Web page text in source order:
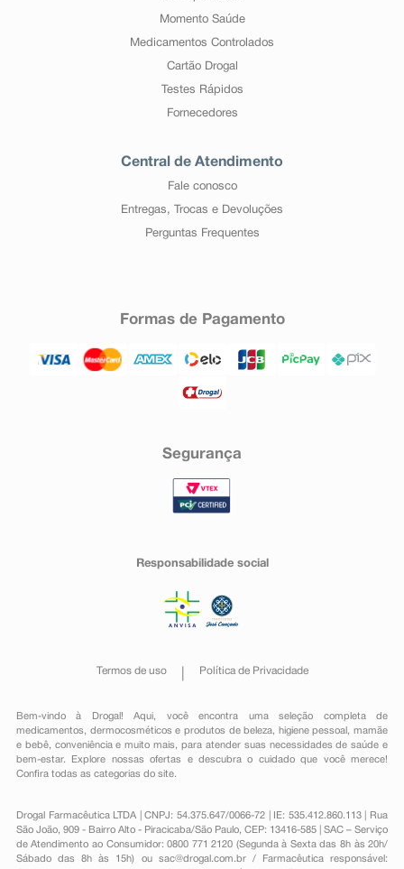
Momento Saúde
Medicamentos Controlados
Cartão Drogal
Testes Rápidos
Fornecedores
Central de Atendimento
Fale conosco
Entregas, Trocas e Devoluções
Perguntas Frequentes
Formas de Pagamento
Segurança
Responsabilidade social
Termos de uso Política de Privacidade
Bem-vindo à Drogal! Aqui, você encontra uma seleção completa de
medicamentos , dermocosméticos e produtos de beleza, higiene pessoal ,mamãe
e bebê, conveniênciae muito mais, para atender suas necessidades de saúde e
bem-estar. Explore nossas ofertas e descubra o cuidado que você merece!
Confira todas as categorias do site.
Drogal Farmacêutica LTDA | CNPJ: 54.375.647/0066-72 | IE: 535.412.860.113 | Rua
São João, 909 - Bairro Alto - Piracicaba/São Paulo, CEP: 13416-585 | SAC – Serviço
de Atendimento ao Consumidor: 0800 771 2120 (Segunda à Sexta das 8h às 20h/
Sábado das 8h às 15h) ou sac@drogal.com.br/ Farmacêutica responsável: